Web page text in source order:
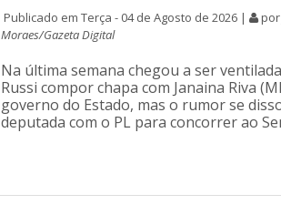
Publicado em Terça - 04 de Agosto de 2026 |
Moraes/Gazeta Digital
Na última semana chegou a ser
Russi compor chapa com Janaina Riva
governo do Estado, mas o rumor se
deputada com o PL para concorrer ao